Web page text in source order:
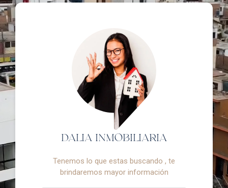
DALIA INMOBILIARIA
Tenemos lo que estas buscando , te
brindaremos mayor información